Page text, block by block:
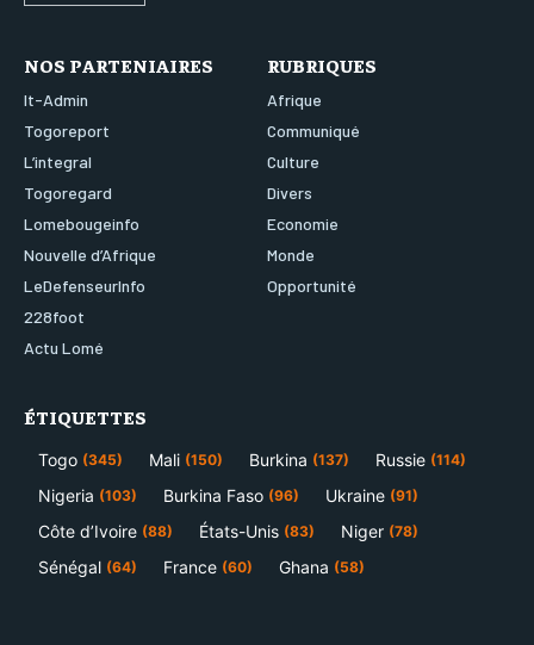
NOS PARTENIAIRES
It-Admin
Togoreport
L’integral
Togoregard
Lomebougeinfo
Nouvelle d’Afrique
LeDefenseurInfo
228foot
Actu Lomé
RUBRIQUES
Afrique
Communiqué
Culture
Divers
Economie
Monde
Opportunité
ÉTIQUETTES
Togo (345) Mali (150) Burkina (137) Russie (114)
Nigeria (103) Burkina Faso (96) Ukraine (91)
Côte d’Ivoire (88) États-Unis (83) Niger (78)
Sénégal (64) France (60) Ghana (58)